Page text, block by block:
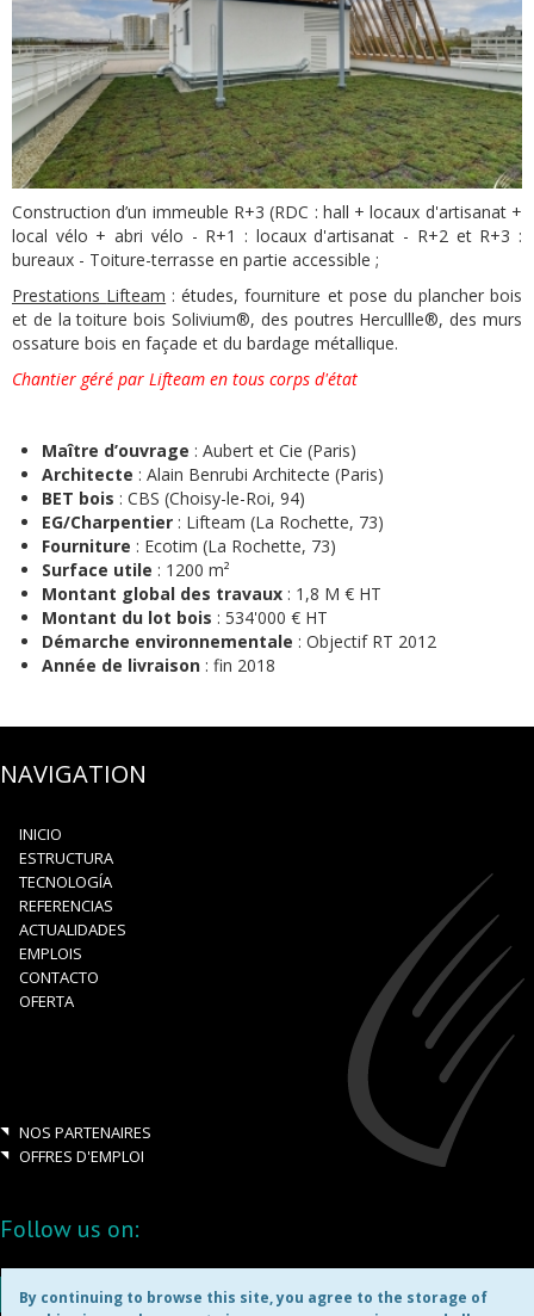
Construction d’un immeuble R+3 (RDC : hall + locaux d'artisanat +
local vélo + abri vélo - R+1 : locaux d'artisanat - R+2 et R+3 :
bureaux - Toiture-terrasse en partie accessible ;
Prestations Lifteam : études, fourniture et pose du plancher bois
et de la toiture bois Solivium®, des poutres Hercullle®, des murs
ossature bois en façade et du bardage métallique.
Chantier géré par Lifteam en tous corps d'état
Maître d’ouvrage : Aubert et Cie (Paris)
Architecte : Alain Benrubi Architecte (Paris)
BET bois : CBS (Choisy-le-Roi, 94)
EG/Charpentier : Lifteam (La Rochette, 73)
Fourniture : Ecotim (La Rochette, 73)
Surface utile : 1200 m²
Montant global des travaux : 1,8 M € HT
Montant du lot bois : 534'000 € HT
Démarche environnementale : Objectif RT 2012
Année de livraison : fin 2018
NAVIGATION
INICIO
ESTRUCTURA
TECNOLOGÍA
REFERENCIAS
ACTUALIDADES
EMPLOIS
CONTACTO
OFERTA
NOS PARTENAIRES
OFFRES D'EMPLOI
Follow us on:
By continuing to browse this site, you agree to the storage of